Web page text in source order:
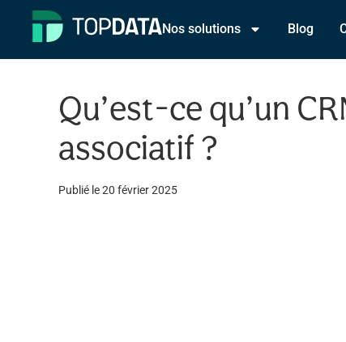
Nos solutions Blog
Qu’est-ce qu’un
associatif ?
Publié le20 février 2025